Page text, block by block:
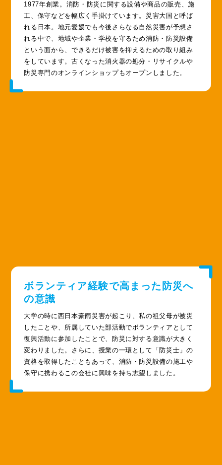
1977年創業。消防・防災に関する設備や商品の販売、施
工、保守などを幅広く手掛けています。災害大国と呼ば
れる日本。地元愛媛でも今後さらなる自然災害が予想さ
れる中で、地域や企業・学校を守るため消防・防災設備
という面から、できるだけ被害を抑えるための取り組み
をしています。古くなった消火器の処分・リサイクルや
防災専門のオンラインショップもオープンしました。
ボランティア経験で高まった防災へ
の意識
大学の時に西日本豪雨災害が起こり、私の祖父母が被災
したことや、所属していた部活動でボランティアとして
復興活動に参加したことで、防災に対する意識が大きく
変わりました。さらに、授業の一環として「防災士」の
資格を取得したこともあって、消防・防災設備の施工や
保守に携わるこの会社に興味を持ち志望しました。